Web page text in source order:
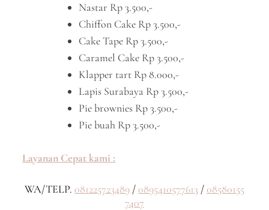
Nastar Rp 3.500,-
Chiffon Cake Rp 3.500,-
Cake Tape Rp 3.500,-
Caramel Cake Rp 3.500,-
Klapper tart Rp 8.000,-
Lapis Surabaya Rp 3.500,-
Pie brownies Rp 3.500,-
Pie buah Rp 3.500,-
Layanan Cepat kami :
WA/TELP. 081225723489 /0895410577613 /08580155
7407